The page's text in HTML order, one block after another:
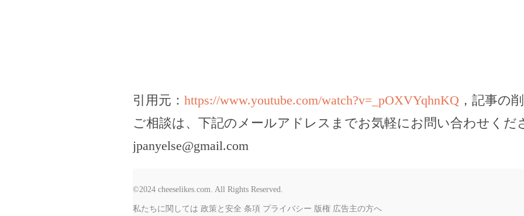
引用元： https://www.youtube.com/watch?v=_pOXVYqhnKQ ，記事の
ご相談は、下記のメールアドレスまでお気軽にお問い合わせくだ
jpanyelse@gmail.com
©2024 cheeselikes.com. All Rights Reserved.
私たちに関しては 政策と安全 条項 プライバシー 版権 広告主の方へ